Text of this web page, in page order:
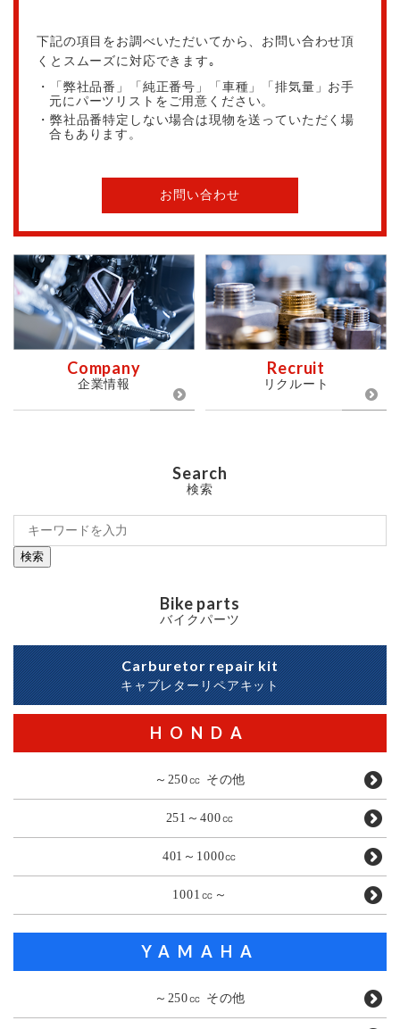
下記の項目をお調べいただいてから、お問い合わせ頂
くとスムーズに対応できます｡
・「弊社品番」「純正番号」「車種」「排気量」お手
元にパーツリストをご用意ください。
・弊社品番特定しない場合は現物を送っていただく場
合もあります。
お問い合わせ
Company
企業情報
Recruit
リクルート
Search
検索
検索
Bike parts
バイクパーツ
Carburetor repair kit
キャブレターリペアキット
HONDA
～250㏄ その他
251～400㏄
401～1000㏄
1001㏄～
YAMAHA
～250㏄ その他